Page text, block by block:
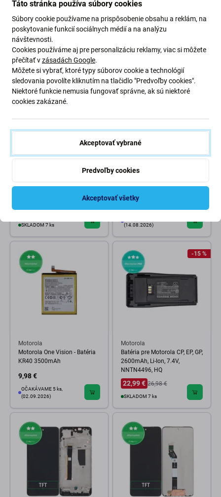
17,98 €
SKLADOM 5 ks
129,98 €
Motorola
Power - LCD displej + Dotykové
sklo + Rám (Black) -
26,98 €
SKLADOM 7 ks
Motorola
Nabíjací Konektor PCB Doska
7,98 €
(14.08.2026)
Motorola
Motorola One Vision - Batéria
KR40 3500mAh
9,98 €
OČAKÁVAME 5 ks,
(02.09.2026)
-15 %
Motorola
Batéria pre Motorola CP, EP, GP,
2600mAh, Li-Ion, 7.4V,
NNTN4496, HQ
22,99 € 26,98 €
SKLADOM 7 ks
Táto stránka používa súbory cookies
Súbory cookie používame na prispôsobenie obsahu a reklám, na
poskytovanie funkcií sociálnych médií a na analýzu
návštevnosti.
Cookies používáme aj pre personalizáciu reklamy, viac si môžete
přečítať vzásadách Google.
Môžete si vybrať, ktoré typy súborov cookie a technológií
sledovania povolíte kliknutím na tlačidlo "Predvoľby cookies".
Niektoré funkcie nemusia fungovať správne, ak sú niektoré
cookies zakázané.
Akceptovať vybrané
Predvoľby cookies
Akceptovať všetky